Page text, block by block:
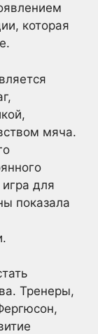
которая
мяча.
для
показала
Тренеры,